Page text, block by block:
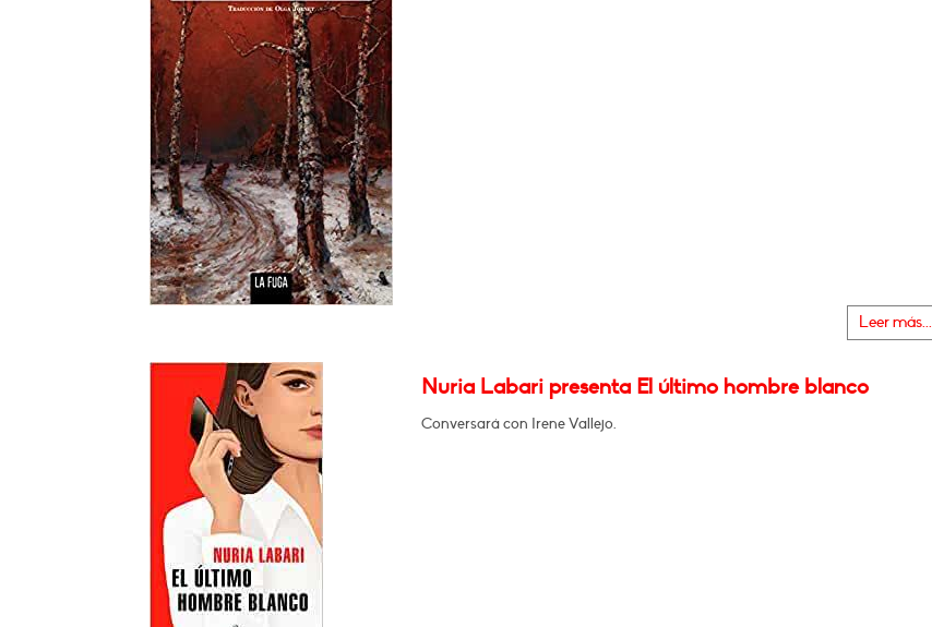
Leer más...
Nuria Labari presenta El último hombre blanco
Conversará con Irene Vallejo.